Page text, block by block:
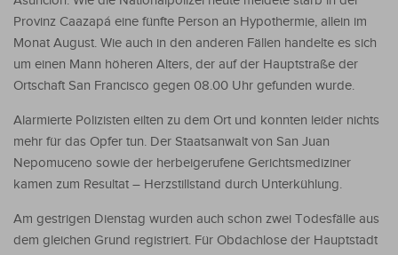
Provinz Caazapá eine fünfte Person an Hypothermie, allein im
Monat August. Wie auch in den anderen Fällen handelte es sich
um einen Mann höheren Alters, der auf der Hauptstraße der
Ortschaft San Francisco gegen 08.00 Uhr gefunden wurde.
Alarmierte Polizisten eilten zu dem Ort und konnten leider nichts
mehr für das Opfer tun. Der Staatsanwalt von San Juan
Nepomuceno sowie der herbeigerufene Gerichtsmediziner
kamen zum Resultat – Herzstillstand durch Unterkühlung.
Am gestrigen Dienstag wurden auch schon zwei Todesfälle aus
dem gleichen Grund registriert. Für Obdachlose der Hauptstadt